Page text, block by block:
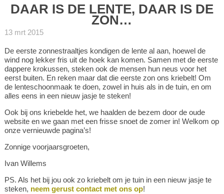
DAAR IS DE LENTE, DAAR IS DE
ZON…
13 mrt 2015
De eerste zonnestraaltjes kondigen de lente al aan, hoewel de
wind nog lekker fris uit de hoek kan komen. Samen met de eerste
dappere krokussen, steken ook de mensen hun neus voor het
eerst buiten. En reken maar dat die eerste zon ons kriebelt! Om
de lenteschoonmaak te doen, zowel in huis als in de tuin, en om
alles eens in een nieuw jasje te steken!
Ook bij ons kriebelde het, we haalden de bezem door de oude
website en we gaan met een frisse snoet de zomer in! Welkom op
onze vernieuwde pagina’s!
Zonnige voorjaarsgroeten,
Ivan Willems
PS. Als het bij jou ook zo kriebelt om je tuin in een nieuw jasje te
steken, neem gerust contact met ons op!